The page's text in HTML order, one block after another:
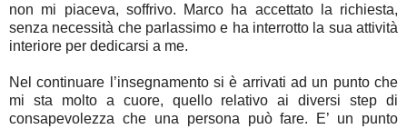
non mi piaceva, soffrivo. Marco ha accettato la richiesta,
senza necessità che parlassimo e ha interrotto la sua attività
interiore per dedicarsi a me.
Nel continuare l’insegnamento si è arrivati ad un punto che
mi sta molto a cuore, quello relativo ai diversi step di
consapevolezza che una persona può fare. E’ un punto